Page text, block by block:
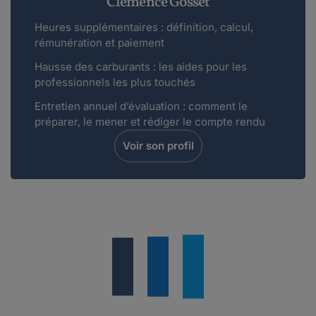
Lire plus
barbara38.
le 14-03-2014
Bonsoir pour vous répondre cher
cestmoiduchmol,Je vous invite a lire l
ordonnance d...
En prenant une forme dématérialisée, les titres
Heures supplémentaires : définition, calcul,
rémunération et paiement
Hausse des carburants : les aides pour les
professionnels les plus touchés
Entretien annuel d’évaluation : comment le
préparer, le mener et rédiger le compte rendu
Voir son profil